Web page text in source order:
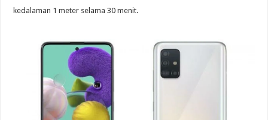
kedalaman 1 meter selama 30 menit.